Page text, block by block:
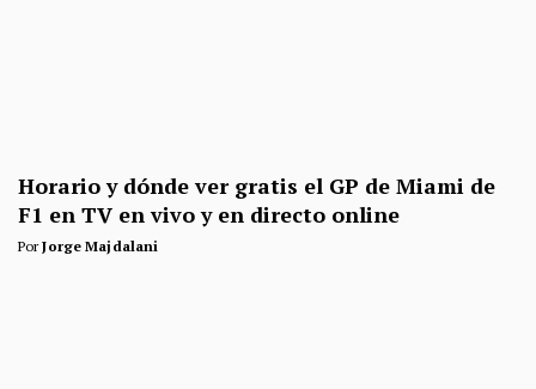
Horario y dónde ver gratis el GP de Miami de
F1 en TV en vivo y en directo online
PorJorge Majdalani